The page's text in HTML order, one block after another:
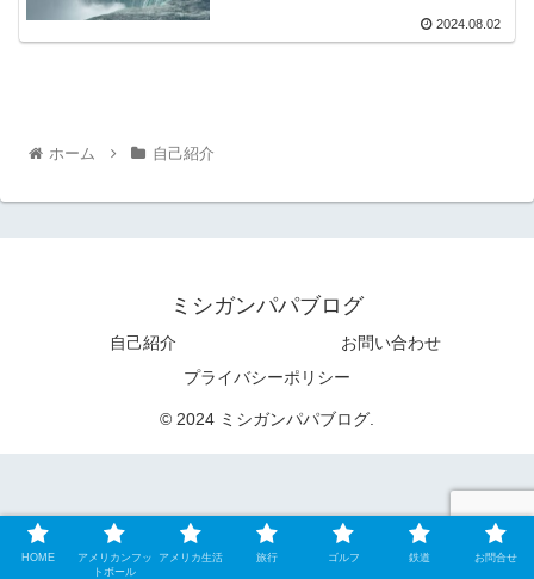
2024.08.02
ホーム 自己紹介
ミシガンパパブログ
自己紹介
お問い合わせ
プライバシーポリシー
© 2024 ミシガンパパブログ.
HOME
アメリカンフッ
トボール
アメリカ生活 旅行 ゴルフ 鉄道 お問合せ